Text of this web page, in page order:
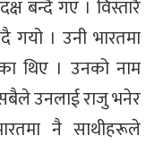
बन्दै गए । विस्तारै
गयो । उनी भारतमा
थिए । उनको नाम
सबैले उनलाई राजु भनेर
नै साथीहरूले